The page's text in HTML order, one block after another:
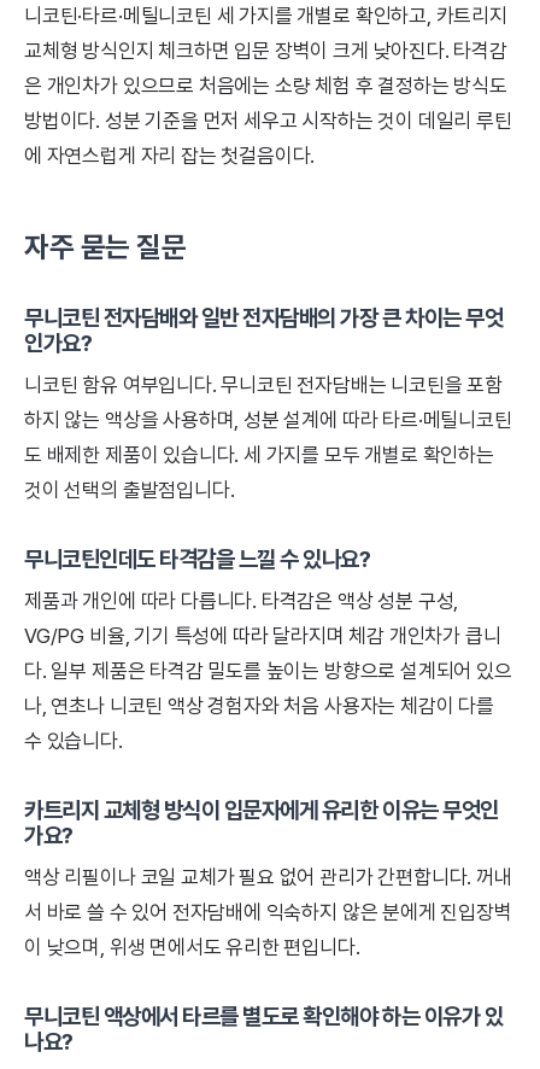
니코틴·타르·메틸니코틴 세 가지를 개별로 확인하고, 카트리지
교체형 방식인지 체크하면 입문 장벽이 크게 낮아진다. 타격감
은 개인차가 있으므로 처음에는 소량 체험 후 결정하는 방식도
방법이다. 성분 기준을 먼저 세우고 시작하는 것이 데일리 루틴
에 자연스럽게 자리 잡는 첫걸음이다.
자주 묻는 질문
무니코틴 전자담배와 일반 전자담배의 가장 큰 차이는 무엇
인가요?
니코틴 함유 여부입니다. 무니코틴 전자담배는 니코틴을 포함
하지 않는 액상을 사용하며, 성분 설계에 따라 타르·메틸니코틴
도 배제한 제품이 있습니다. 세 가지를 모두 개별로 확인하는
것이 선택의 출발점입니다.
무니코틴인데도 타격감을 느낄 수 있나요?
제품과 개인에 따라 다릅니다. 타격감은 액상 성분 구성,
VG/PG 비율, 기기 특성에 따라 달라지며 체감 개인차가 큽니
다. 일부 제품은 타격감 밀도를 높이는 방향으로 설계되어 있으
나, 연초나 니코틴 액상 경험자와 처음 사용자는 체감이 다를
수 있습니다.
카트리지 교체형 방식이 입문자에게 유리한 이유는 무엇인
가요?
액상 리필이나 코일 교체가 필요 없어 관리가 간편합니다. 꺼내
서 바로 쓸 수 있어 전자담배에 익숙하지 않은 분에게 진입장벽
이 낮으며, 위생 면에서도 유리한 편입니다.
무니코틴 액상에서 타르를 별도로 확인해야 하는 이유가 있
나요?